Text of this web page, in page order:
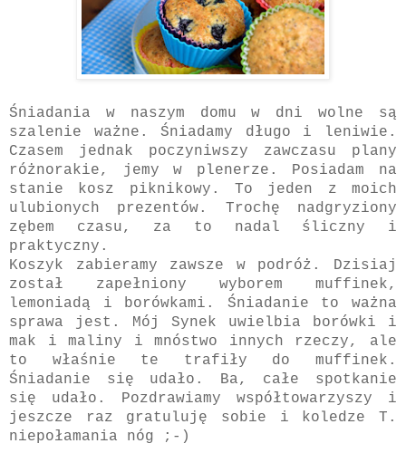
Śniadania w naszym domu w dni wolne są
szalenie ważne. Śniadamy długo i leniwie.
Czasem jednak poczyniwszy zawczasu plany
różnorakie, jemy w plenerze. Posiadam na
stanie kosz piknikowy. To jeden z moich
ulubionych prezentów. Trochę nadgryziony
zębem czasu, za to nadal śliczny i
praktyczny.
Koszyk zabieramy zawsze w podróż. Dzisiaj
został zapełniony wyborem muffinek,
lemoniadą i borówkami. Śniadanie to ważna
sprawa jest. Mój Synek uwielbia borówki i
mak i maliny i mnóstwo innych rzeczy, ale
to właśnie te trafiły do muffinek.
Śniadanie się udało. Ba, całe spotkanie
się udało. Pozdrawiamy współtowarzyszy i
jeszcze raz gratuluję sobie i koledze T.
niepołamania nóg ;-)